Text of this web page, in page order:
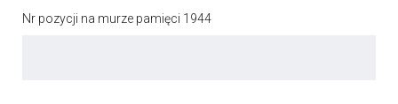
Nr pozycji na murze pamięci 1944